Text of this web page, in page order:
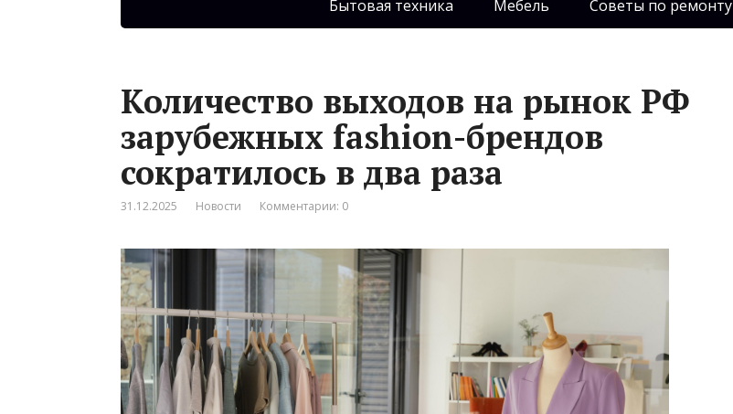
Бытовая техника Мебель Советы по ремонту
Количество выходов на рынок РФ
зарубежных fashion-брендов
сократилось в два раза
31.12.2025 Новости Комментарии: 0